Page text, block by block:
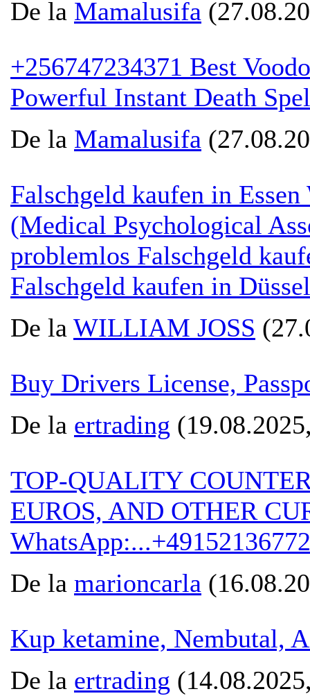
De la Mamalusifa
+256747234371 Best
Powerful Instant Death
De la Mamalusifa
Falschgeld kaufen in
(Medical Psychological
problemlos Falschgeld
Falschgeld kaufen in
De la WILLIAM JOSS
Buy Drivers License,
De la ertrading
TOP-QUALITY
EUROS, AND OTHER
De la marioncarla
Kup ketamine, Nembutal,
De la ertrading